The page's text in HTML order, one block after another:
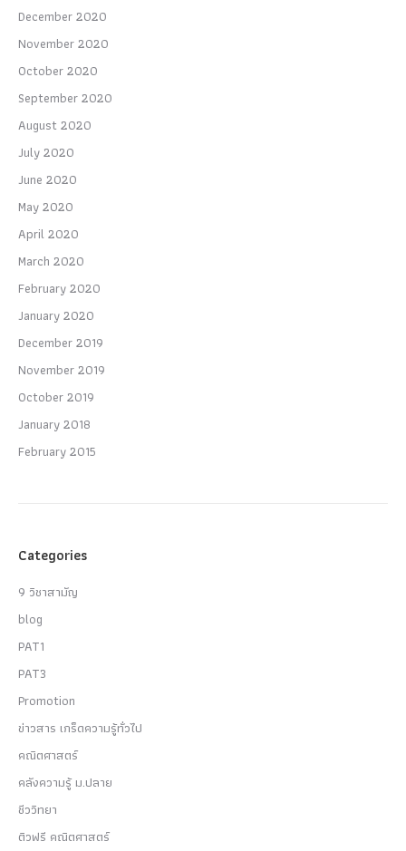
December 2020
November 2020
October 2020
September 2020
August 2020
July 2020
June 2020
May 2020
April 2020
March 2020
February 2020
January 2020
December 2019
November 2019
October 2019
January 2018
February 2015
Categories
9 วิชาสามัญ
blog
PAT1
PAT3
Promotion
ข่าวสาร เกร็ดความรู้ทั่วไป
คณิตศาสตร์
คลังความรู้ ม.ปลาย
ชีววิทยา
ติวฟรี คณิตศาสตร์